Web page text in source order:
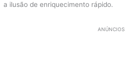
a ilusão de enriquecimento rápido.
ANÚNCIOS